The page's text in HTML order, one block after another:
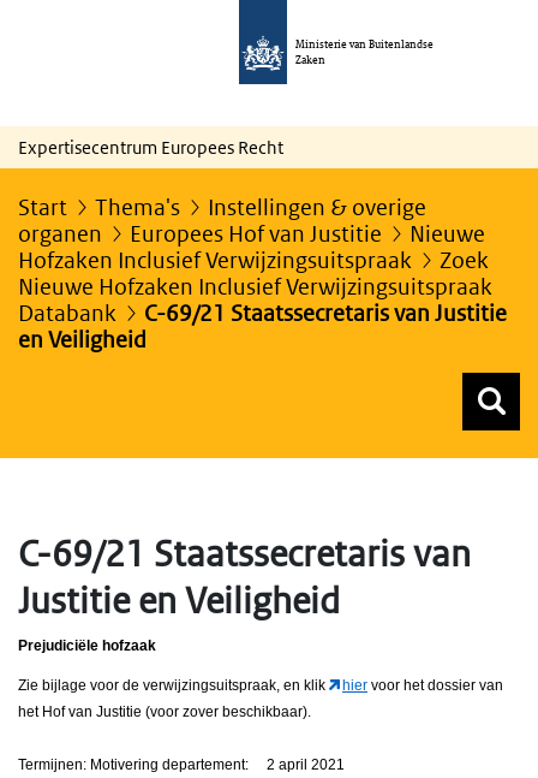
Ministerie van Buitenlandse
Zaken
Expertisecentrum Europees Recht
Start Thema's
Instellingen & overige
organen
Europees Hof van Justitie
Nieuwe
Hofzaken Inclusief Verwijzingsuitspraak
Zoek
Nieuwe Hofzaken Inclusief Verwijzingsuitspraak
Databank
C-69/21 Staatssecretaris van Justitie
en Veiligheid
C-69/21 Staatssecretaris van
Justitie en Veiligheid
Prejudiciële hofzaak
Zie bijlage voor de verwijzingsuitspraak, en klik hier voor het dossier van
het Hof van Justitie (voor zover beschikbaar).
Termijnen: Motivering departement: 2 april 2021